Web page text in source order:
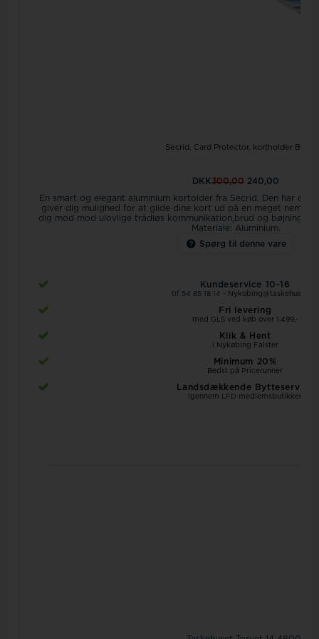
Secrid, Card Protector, kortholder Blå
DKK300,00 240,00
En smart og elegant aluminium kortolder fra Secrid. Den har en
giver dig mulighed for at glide dine kort ud på en meget nem
dig mod mod ulovlige trådløs kommunikation,brud og bøjning.
Materiale: Aluminium.
Spørg til denne vare
Kundeservice 10-16
tlf 54 85 18 14 - Nykobing@taskehuset.dk
Fri levering
med GLS ved køb over 1.499,-
Klik & Hent
i Nykøbing Falster
Minimum 20%
Bedst på Pricerunner
Landsdækkende Bytteservice
igennem LFD medlemsbutikker